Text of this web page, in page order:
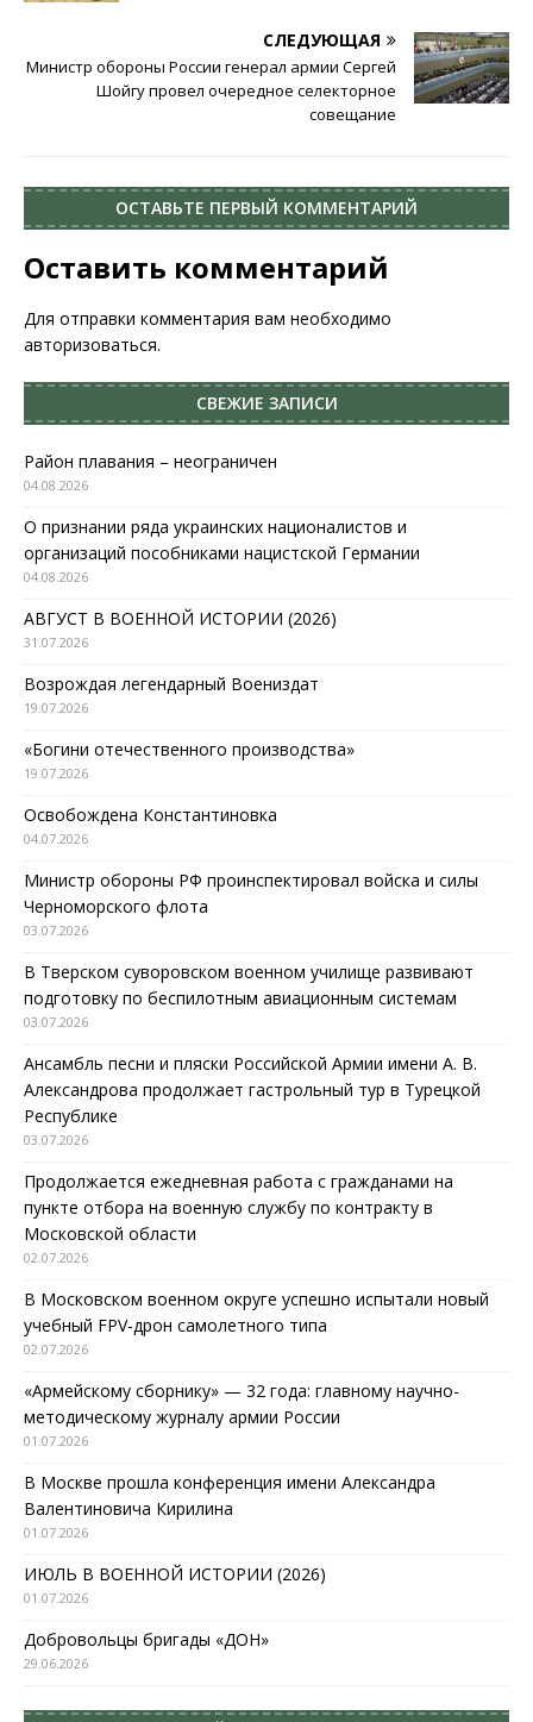
СЛЕДУЮЩАЯ
Министр обороны России генерал армии Сергей
Шойгу провел очередное селекторное
совещание
ОСТАВЬТЕ ПЕРВЫЙ КОММЕНТАРИЙ
Оставить комментарий
Для отправки комментария вам необходимо
авторизоваться.
СВЕЖИЕ ЗАПИСИ
Район плавания – неограничен
04.08.2026
О признании ряда украинских националистов и
организаций пособниками нацистской Германии
04.08.2026
АВГУСТ В ВОЕННОЙ ИСТОРИИ (2026)
31.07.2026
Возрождая легендарный Воениздат
19.07.2026
«Богини отечественного производства»
19.07.2026
Освобождена Константиновка
04.07.2026
Министр обороны РФ проинспектировал войска и силы
Черноморского флота
03.07.2026
В Тверском суворовском военном училище развивают
подготовку по беспилотным авиационным системам
03.07.2026
Ансамбль песни и пляски Российской Армии имени А. В.
Александрова продолжает гастрольный тур в Турецкой
Республике
03.07.2026
Продолжается ежедневная работа с гражданами на
пункте отбора на военную службу по контракту в
Московской области
02.07.2026
В Московском военном округе успешно испытали новый
учебный FPV-дрон самолетного типа
02.07.2026
«Армейскому сборнику» — 32 года: главному научно-
методическому журналу армии России
01.07.2026
В Москве прошла конференция имени Александра
Валентиновича Кирилина
01.07.2026
ИЮЛЬ В ВОЕННОЙ ИСТОРИИ (2026)
01.07.2026
Добровольцы бригады «ДОН»
29.06.2026